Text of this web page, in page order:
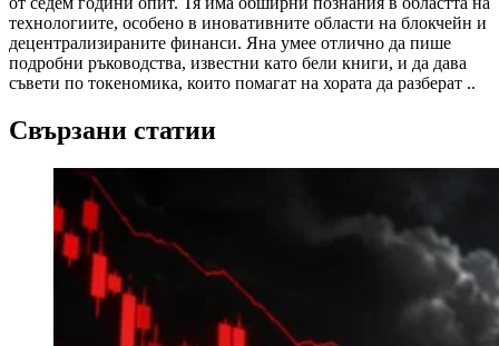
технологиите, особено в иновативните области на блокчейн и
децентрализираните финанси. Яна умее отлично да пише
подробни ръководства, известни като бели книги, и да дава
съвети по токеномика, които помагат на хората да разберат ..
Свързани статии